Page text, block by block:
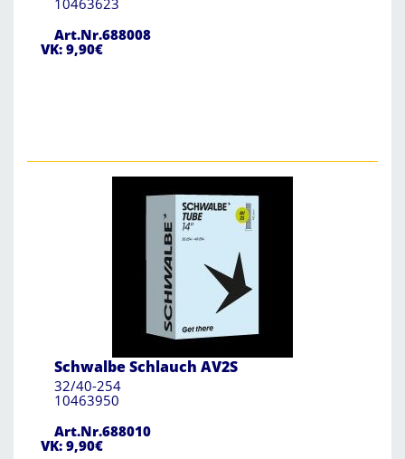
10463623
Art.Nr.688008
VK: 9,90€
Schwalbe Schlauch AV2S
32/40-254
10463950
Art.Nr.688010
VK: 9,90€